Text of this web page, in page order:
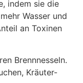
indem sie die
Was­ser und
an Toxi­nen